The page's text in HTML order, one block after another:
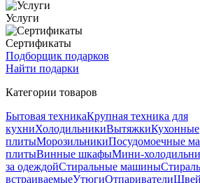
Услуги
Сертификаты
Подборщик подарков
Найти подарки
Категории товаров
Бытовая техникаКрупная техника для
кухниХолодильникиВытяжкиКухонные
плитыМорозильникиПосудомоечные
плитыВинные шкафыМини-
за одеждойСтиральные машины
встраиваемыеУтюгиОтпариватели